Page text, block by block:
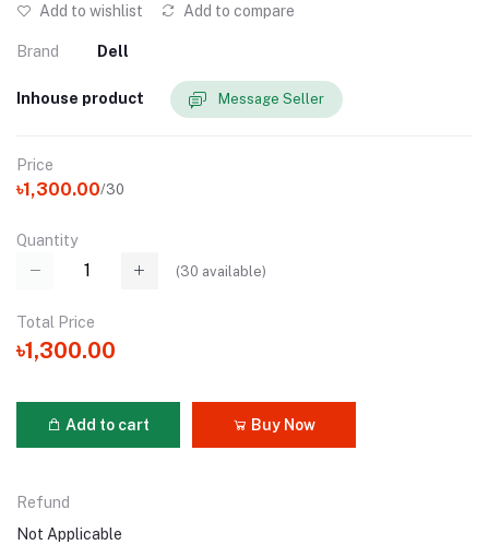
Add to wishlist Add to compare
Brand Dell
Inhouse product Message Seller
Price
৳1,300.00/30
Quantity
(30 available)
Total Price
৳1,300.00
Add to cart Buy Now
Refund
Not Applicable